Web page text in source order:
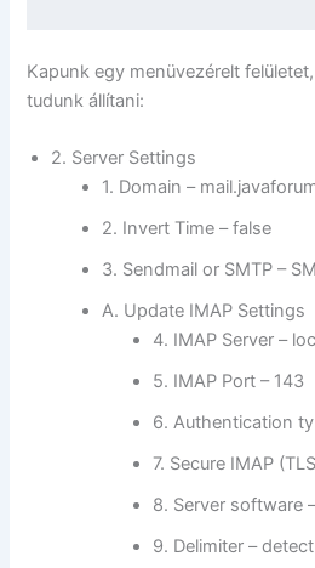
Kapunk egy menüvezérelt
tudunk állítani:
2. Server Settings
1. Domain –
2. Invert Time – false
3. Sendmail or SMTP –
A. Update IMAP Settings
4. IMAP Server –
5. IMAP Port – 143
6. Authentication
7. Secure IMAP
8. Server software
9. Delimiter – detect